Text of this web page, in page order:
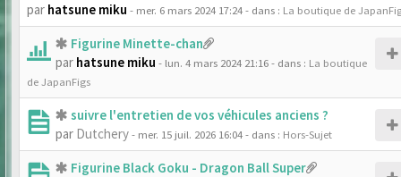
par hatsune miku - mer. 6 mars 2024 17:24- dans : La boutique de
Figurine Minette-chan
par hatsune miku - lun. 4 mars 2024 21:16- dans : La boutique
de JapanFigs
suivre l'entretien de vos véhicules anciens ?
par Dutchery- mer. 15 juil. 2026 16:04- dans : Hors-Sujet
Figurine Black Goku - Dragon Ball Super